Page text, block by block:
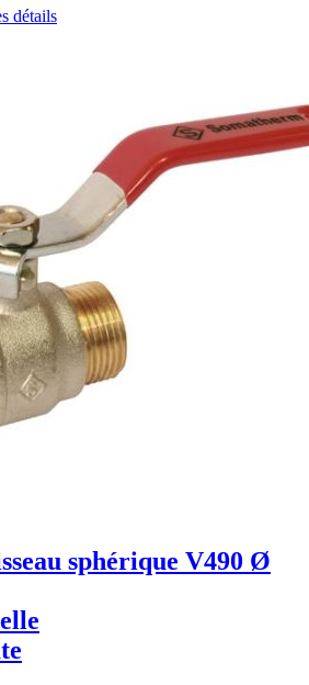
détails
sphérique V490 Ø